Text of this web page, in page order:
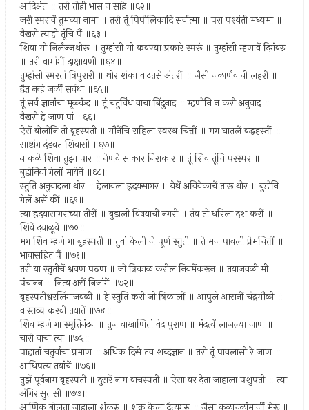
आदिअंत ॥ तरी तोही भास न साहे ॥६२॥
जरी स्मरावें तुमच्या नामा ॥ तरी तूं पिपीलिकादि सर्वात्मा ॥ परा पश्यंती मध्यमा ॥
वैखरी त्याही तूंचि पैं ॥६३॥
शिवा मी निर्लज्जथोरू ॥ तुम्हांसी मी कवण्या प्रकारे स्मरूं ॥ तुम्हांसी म्हणावें दिगंबरु
॥ तरी वामांगीं दाक्षायणी ॥६४॥
तुम्हांसी स्मरतां त्रिपुरारी ॥ थोर शंका वाटतसे अंतरीं ॥ जैसी जळार्णवाची लहरी ॥
द्वैत नव्हे जळीं सर्वथा ॥६५॥
तूं सर्व ज्ञानांचा मूळकंद ॥ तूं चतुर्विध वाचा बिंदुनाद ॥ म्हणोनि न करी अनुवाद ॥
वैखरी हे जाण पां ॥६६॥
ऐसें बोलोनि तो बृहस्पती ॥ मौनेंचि राहिला स्वस्थ चित्तीं ॥ मग घातलें बद्धहस्तीं ॥
साष्टांग दंडवत शिवासी ॥६७॥
न कळे शिवा तुझा पार ॥ नेणवे साकार निराकार ॥ तूं शिव तूंचि परस्पर ॥
बुडोनियां गेलों मायेनें ॥६८॥
स्तुति अनुवादला थोर ॥ हेलावला ह्रदयसागर ॥ येथें अविवेकाचें तारू थोर ॥ बुडोनि
गेलें असें कीं ॥६९॥
त्या ह्रदयासागराच्या तीरीं ॥ बुडाली विषयाची नगरी ॥ तंव तो धरिला दश करीं ॥
शिवें दयाळूवें ॥७०॥
मग शिव म्हणे गा बृहस्पती ॥ तुवां केली जे पूर्ण स्तुती ॥ ते मज पावली प्रेमचित्तीं ॥
भावासहित पैं ॥७१॥
तरी या स्तुतीचें श्रवण पठण ॥ जो त्रिकाळ करील नियमेंकरून ॥ तयाजवळी मी
पंचानन ॥ नित्य असें निजांगें ॥७२॥
बृहस्पतीश्वरलिंगाजवळी ॥ हे स्तुति करी जो त्रिकालीं ॥ आपुले आसनीं चंद्रमौळी ॥
वास्तव्य करवी तयातें ॥७४॥
शिव म्हणे गा स्मृतिनंदन ॥ तुज वाखाणितां वेद पुराण ॥ मंदत्वें लाजल्या जाण ॥
चारी वाचा त्या ॥७५॥
पाहातां चतुर्वाचा प्रमाण ॥ अधिक दिसे तव शब्दज्ञान ॥ तरी तूं पावलासी रे जाण ॥
आधिपत्य तयांचें ॥७६॥
तुझें पूर्वनाम बृहस्पती ॥ दुसरें नाम वाचस्पती ॥ ऐसा वर देता जाहाला पशुपती ॥ त्या
अंगिरासुतासी ॥७७॥